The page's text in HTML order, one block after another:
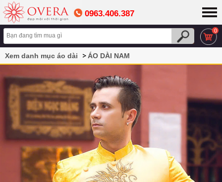
0963.406.387
0
Xem danh mục áo dài
ÁO DÀI NAM